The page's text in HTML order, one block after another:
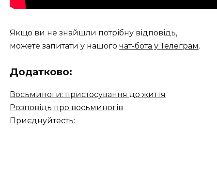
Якщо ви не знайшли потрібну відповідь,
можете запитати у нашого чат-бота у Телеграм.
Додатково:
Восьминоги: пристосування до життя
Розповідь про восьминогів
Приєднуйтесть: